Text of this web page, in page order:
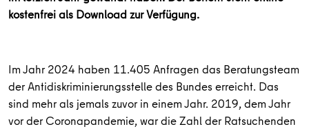
kostenfrei als Download zur Verfügung.
Im Jahr 2024 haben 11.405 Anfragen das Beratungsteam
der Antidiskriminierungsstelle des Bundes erreicht. Das
sind mehr als jemals zuvor in einem Jahr. 2019, dem Jahr
vor der Coronapandemie, war die Zahl der Ratsuchenden